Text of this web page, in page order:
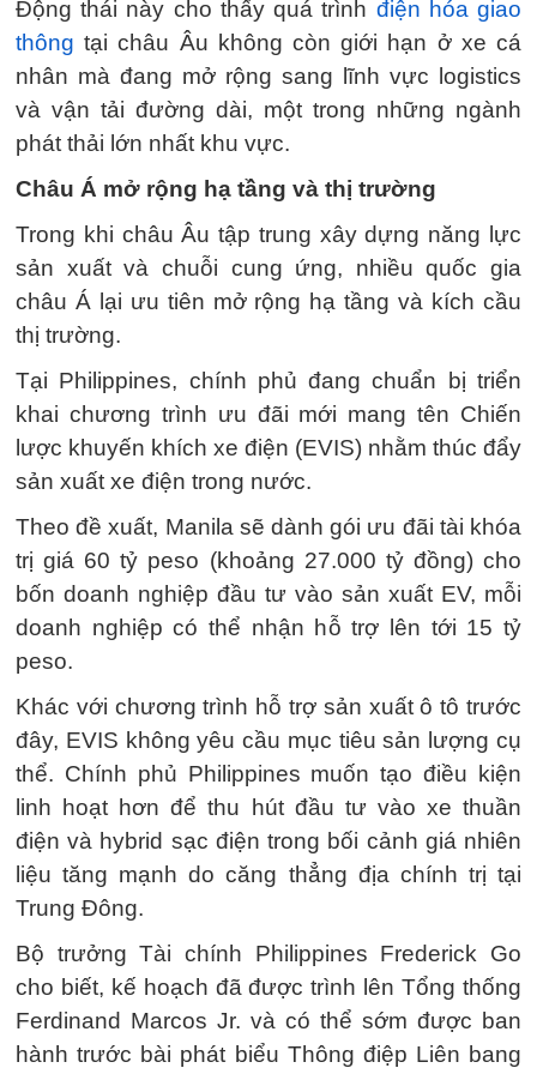
Động thái này cho thấy quá trình điện hóa giao
thông tại châu Âu không còn giới hạn ở xe cá
nhân mà đang mở rộng sang lĩnh vực logistics
và vận tải đường dài, một trong những ngành
phát thải lớn nhất khu vực.
Châu Á mở rộng hạ tầng và thị trường
Trong khi châu Âu tập trung xây dựng năng lực
sản xuất và chuỗi cung ứng, nhiều quốc gia
châu Á lại ưu tiên mở rộng hạ tầng và kích cầu
thị trường.
Tại Philippines, chính phủ đang chuẩn bị triển
khai chương trình ưu đãi mới mang tên Chiến
lược khuyến khích xe điện (EVIS) nhằm thúc đẩy
sản xuất xe điện trong nước.
Theo đề xuất, Manila sẽ dành gói ưu đãi tài khóa
trị giá 60 tỷ peso (khoảng 27.000 tỷ đồng) cho
bốn doanh nghiệp đầu tư vào sản xuất EV, mỗi
doanh nghiệp có thể nhận hỗ trợ lên tới 15 tỷ
peso.
Khác với chương trình hỗ trợ sản xuất ô tô trước
đây, EVIS không yêu cầu mục tiêu sản lượng cụ
thể. Chính phủ Philippines muốn tạo điều kiện
linh hoạt hơn để thu hút đầu tư vào xe thuần
điện và hybrid sạc điện trong bối cảnh giá nhiên
liệu tăng mạnh do căng thẳng địa chính trị tại
Trung Đông.
Bộ trưởng Tài chính Philippines Frederick Go
cho biết, kế hoạch đã được trình lên Tổng thống
Ferdinand Marcos Jr. và có thể sớm được ban
hành trước bài phát biểu Thông điệp Liên bang